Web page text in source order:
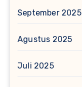
September 2025
Agustus 2025
Juli 2025